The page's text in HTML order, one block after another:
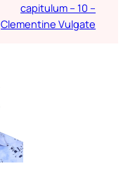
capitulum – 10 –
Clementine Vulgate